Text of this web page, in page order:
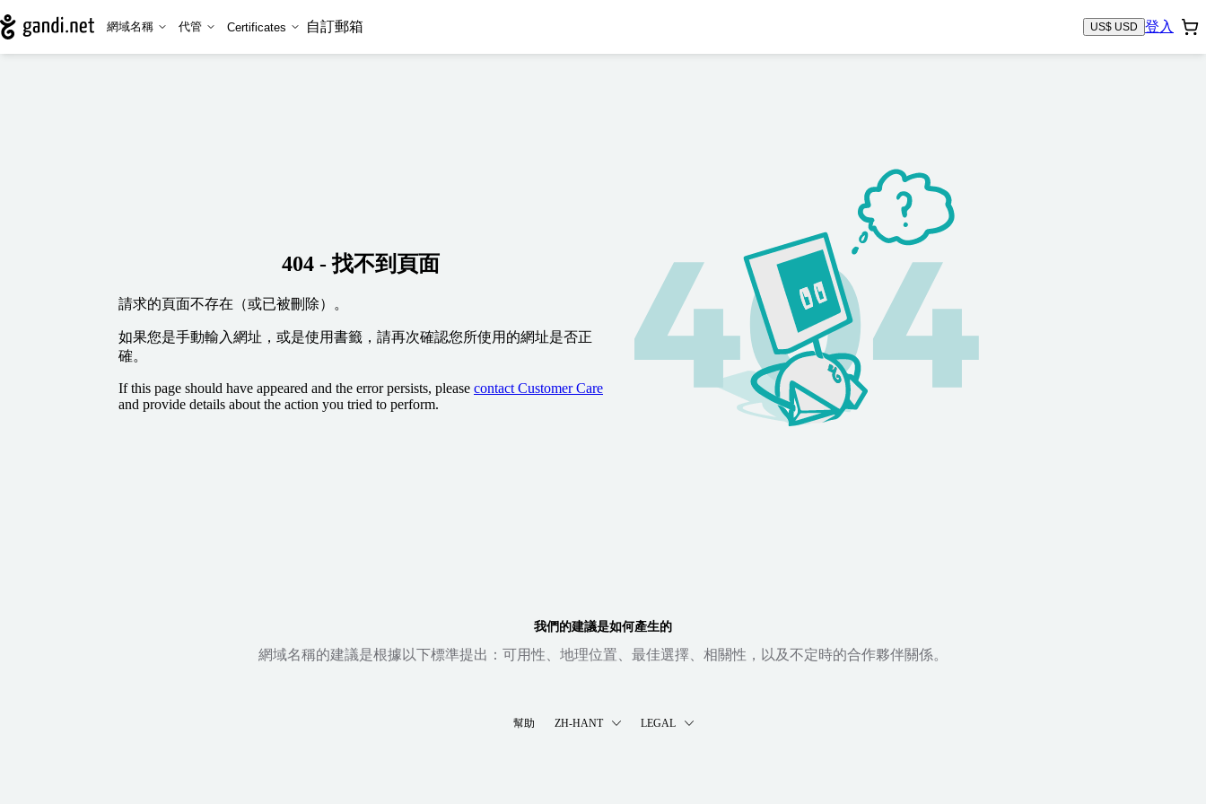
網域名稱 代管 Certificates 自訂郵箱 US$ USD 登入
404 - 找不到頁面
請求的頁面不存在（或已被刪除）。
如果您是手動輸入網址，或是使用書籤，請再次確認您所使用的網址是否正
確。
If this page should have appeared and the error persists, please contact Customer Care
and provide details about the action you tried to perform.
我們的建議是如何產生的
網域名稱的建議是根據以下標準提出：可用性、地理位置、最佳選擇、相關性，以及不定時的合作夥伴關係。
幫助 ZH-HANT LEGAL